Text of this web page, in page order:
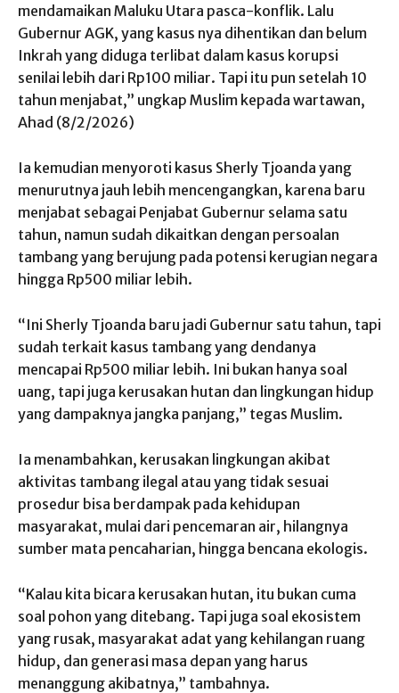
mendamaikan Maluku Utara pasca-konflik. Lalu
Gubernur AGK, yang kasus nya dihentikan dan belum
Inkrah yang diduga terlibat dalam kasus korupsi
senilai lebih dari Rp100 miliar. Tapi itu pun setelah 10
tahun menjabat,” ungkap Muslim kepada wartawan,
Ahad (8/2/2026)
Ia kemudian menyoroti kasus Sherly Tjoanda yang
menurutnya jauh lebih mencengangkan, karena baru
menjabat sebagai Penjabat Gubernur selama satu
tahun, namun sudah dikaitkan dengan persoalan
tambang yang berujung pada potensi kerugian negara
hingga Rp500 miliar lebih.
“Ini Sherly Tjoanda baru jadi Gubernur satu tahun, tapi
sudah terkait kasus tambang yang dendanya
mencapai Rp500 miliar lebih. Ini bukan hanya soal
uang, tapi juga kerusakan hutan dan lingkungan hidup
yang dampaknya jangka panjang,” tegas Muslim.
Ia menambahkan, kerusakan lingkungan akibat
aktivitas tambang ilegal atau yang tidak sesuai
prosedur bisa berdampak pada kehidupan
masyarakat, mulai dari pencemaran air, hilangnya
sumber mata pencaharian, hingga bencana ekologis.
“Kalau kita bicara kerusakan hutan, itu bukan cuma
soal pohon yang ditebang. Tapi juga soal ekosistem
yang rusak, masyarakat adat yang kehilangan ruang
hidup, dan generasi masa depan yang harus
menanggung akibatnya,” tambahnya.